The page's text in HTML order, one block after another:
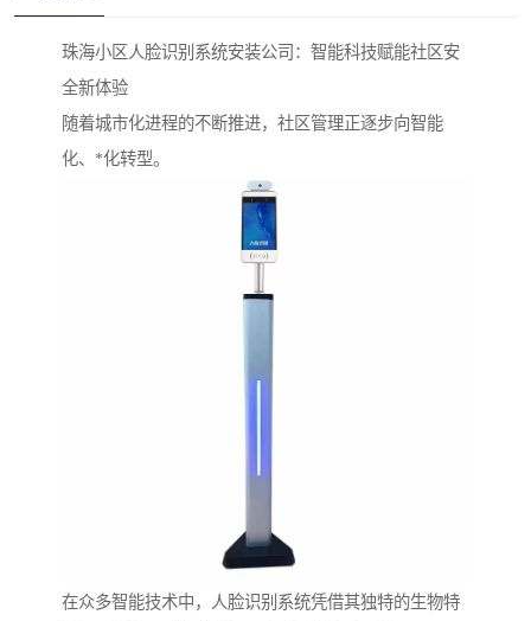
珠海小区人脸识别系统安装公司：智能科技赋能社区安
全新体验
随着城市化进程的不断推进，社区管理正逐步向智能
化、*化转型。
在众多智能技术中，人脸识别系统凭借其独特的生物特